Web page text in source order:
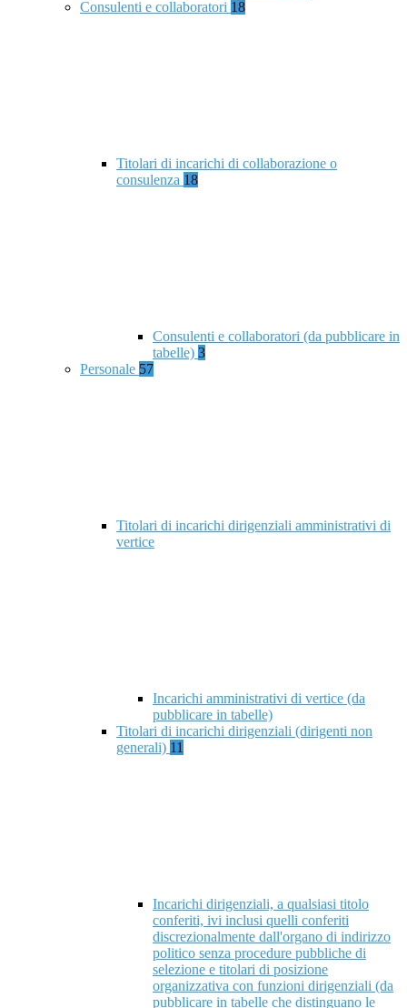
Consulenti e collaboratori 18
Titolari di incarichi di collaborazione o
consulenza 18
Consulenti e collaboratori (da pubblicare in
tabelle) 3
Personale 57
Titolari di incarichi dirigenziali amministrativi di
vertice
Incarichi amministrativi di vertice (da
pubblicare in tabelle)
Titolari di incarichi dirigenziali (dirigenti non
generali) 11
Incarichi dirigenziali, a qualsiasi titolo
conferiti, ivi inclusi quelli conferiti
discrezionalmente dall'organo di indirizzo
politico senza procedure pubbliche di
selezione e titolari di posizione
organizzativa con funzioni dirigenziali (da
pubblicare in tabelle che distinguano le